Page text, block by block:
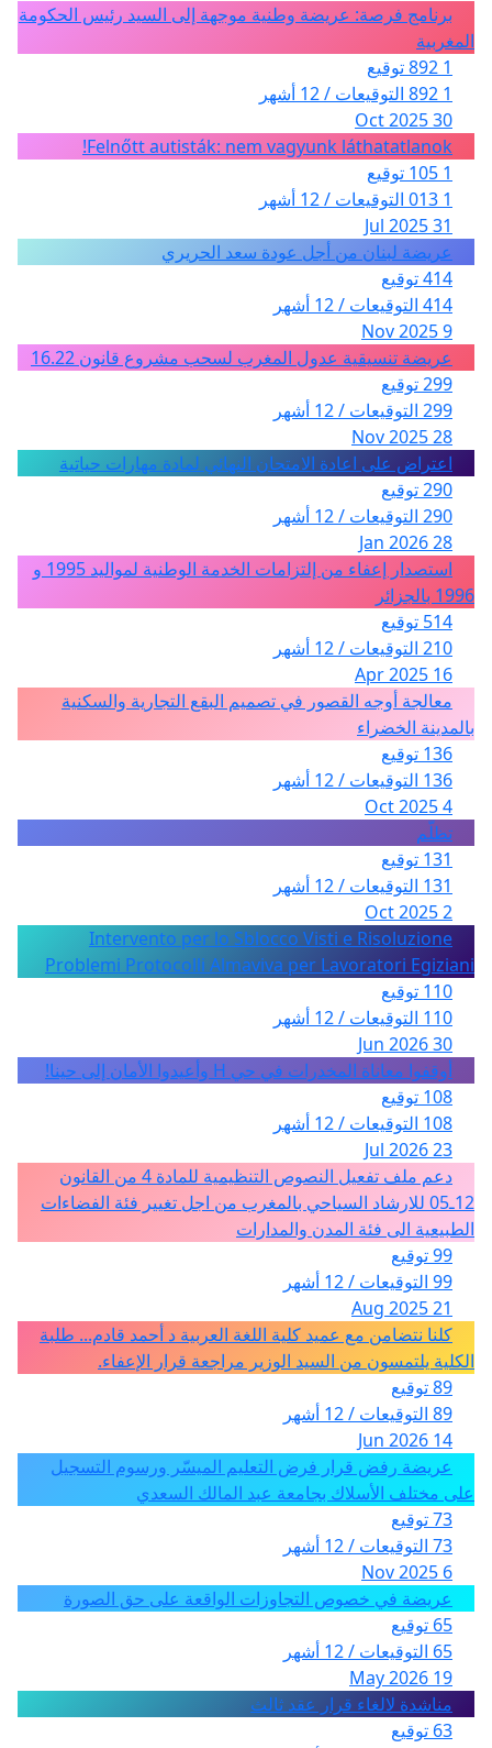
برنامج فرصة: عريضة وطنية موجهة إلى السيد رئيس الحكومة
المغربية
1 892 توقيع
1 892 التوقيعات / 12 أشهر
30 Oct 2025
Felnőtt autisták: nem vagyunk láthatatlanok!
1 105 توقيع
1 013 التوقيعات / 12 أشهر
31 Jul 2025
عريضة لبنان من أجل عودة سعد الحريري
414 توقيع
414 التوقيعات / 12 أشهر
9 Nov 2025
عريضة تنسيقية عدول المغرب لسحب مشروع قانون 16.22
299 توقيع
299 التوقيعات / 12 أشهر
28 Nov 2025
اعتراض على اعادة الامتحان النهائي لمادة مهارات حياتية
290 توقيع
290 التوقيعات / 12 أشهر
28 Jan 2026
استصدار إعفاء من إلتزامات الخدمة الوطنية لمواليد 1995 و
1996 بالجزائر
514 توقيع
210 التوقيعات / 12 أشهر
16 Apr 2025
معالجة أوجه القصور في تصميم البقع التجارية والسكنية
بالمدينة الخضراء
136 توقيع
136 التوقيعات / 12 أشهر
4 Oct 2025
تظلّم
131 توقيع
131 التوقيعات / 12 أشهر
2 Oct 2025
Intervento per lo Sblocco Visti e Risoluzione
Problemi Protocolli Almaviva per Lavoratori Egiziani
110 توقيع
110 التوقيعات / 12 أشهر
30 Jun 2026
أوقفوا معاناة المخدرات في حي H وأعيدوا الأمان إلى حينا!
108 توقيع
108 التوقيعات / 12 أشهر
23 Jul 2026
دعم ملف تفعيل النصوص التنظيمية للمادة 4 من القانون
12ـ05 للارشاد السياحي بالمغرب من اجل تغيير فئة الفضاءات
الطبيعية الى فئة المدن والمدارات
99 توقيع
99 التوقيعات / 12 أشهر
21 Aug 2025
كلنا نتضامن مع عميد كلية اللغة العربية د أحمد قادم... طلبة
الكلية يلتمسون من السيد الوزير مراجعة قرار الإعفاء.
89 توقيع
89 التوقيعات / 12 أشهر
14 Jun 2026
عريضة رفض قرار فرض التعليم الميسّر ورسوم التسجيل
على مختلف الأسلاك بجامعة عبد المالك السعدي
73 توقيع
73 التوقيعات / 12 أشهر
6 Nov 2025
عريضة في خصوص التجاوزات الواقعة على حق الصورة
65 توقيع
65 التوقيعات / 12 أشهر
19 May 2026
مناشدة لالغاء قرار عقد ثالث
63 توقيع